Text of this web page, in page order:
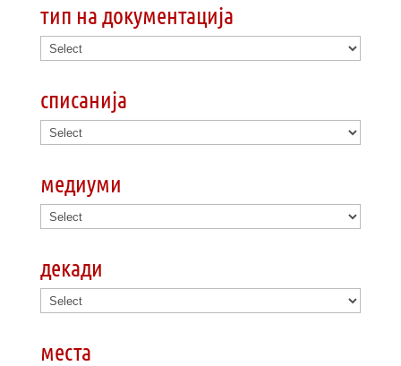
тип на документација
списанија
медиуми
декади
места